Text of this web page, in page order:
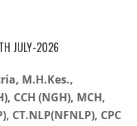
JULY-2026
M.H.Kes.,
CCH (NGH), MCH,
CT.NLP(NFNLP), CPC